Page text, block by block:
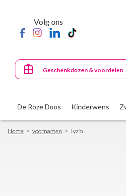
content
Volg ons
Geschenkdozen & voordelen
De Roze Doos Kinderwens
Breadcrumb
Home voornamen Lyzio